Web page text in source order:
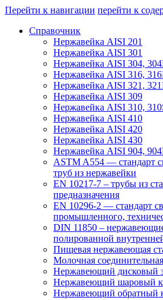
Перейти к навигации перейти к
Справочник
Нержавейка AISI 201
Нержавейка AISI 301
Нержавейка AISI 304,
Нержавейка AISI 316,
Нержавейка AISI 321,
Нержавейка AISI 309
Нержавейка AISI 310,
Нержавейка AISI 410
Нержавейка AISI 420
Нержавейка AISI 430
Нержавейка AISI 904,
ASTM A554 — стандарт
труб из нержавейки
EN 10217-7 – трубы из
предназначения
EN 10296-2 — стандарт
промышленного,
DIN 11850 –
полированной
Пищевая нержавеющая
Молочная
Нержавеющий дисковый
Нержавеющий шаровый
Нержавеющий обратный